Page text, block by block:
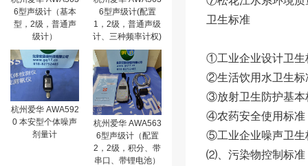
6型声级计（基本
型，2级，普通声
级计）
6型声级计(配置
1，2级，普通声级
计、三种频率计权)
杭州爱华 AWA592
0 本安型个体噪声
剂量计
杭州爱华 AWA563
6型声级计（配置
2，2级，积分、带
串口、带锂电池）
卫生标准
①工业企业设计卫生
②生活饮用水卫生标
③放射卫生防护基本
④农药安全使用标准
⑤工业企业噪声卫生
⑵、污染物控制标准